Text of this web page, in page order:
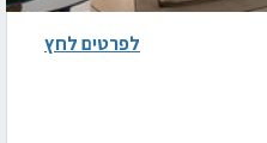
לפרטים לחץ